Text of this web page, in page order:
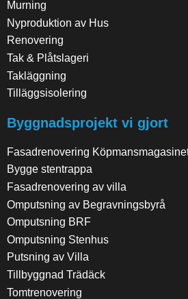
Murning
Nyproduktion av Hus
Renovering
Tak & Plåtslageri
Takläggning
Tilläggsisolering
Byggnadsprojekt vi gjort
Fasadrenovering
Bygge stentrappa
Fasadrenovering av villa
Omputsning av Begravningsbyrå
Omputsning BRF
Omputsning Stenhus
Putsning av Villa
Tillbyggnad Trädäck
Tomtrenovering